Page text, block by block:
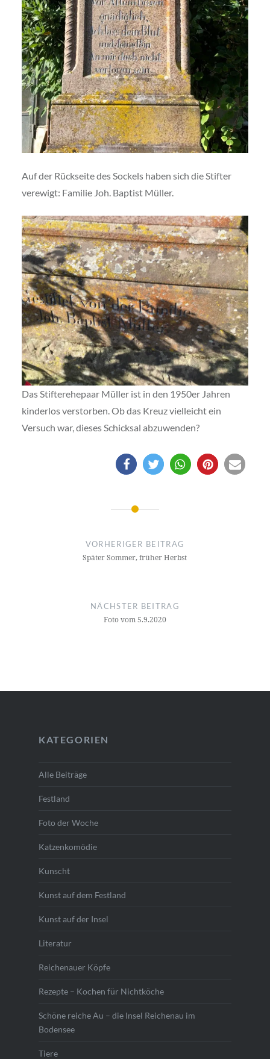
Auf der Rückseite des Sockels haben sich die Stifter
verewigt: Familie Joh. Baptist Müller.
Das Stifterehepaar Müller ist in den 1950er Jahren
kinderlos verstorben. Ob das Kreuz vielleicht ein
Versuch war, dieses Schicksal abzuwenden?
Beitragsnavigation
VORHERIGER BEITRAG
Später Sommer, früher Herbst
NÄCHSTER BEITRAG
Foto vom 5.9.2020
KATEGORIEN
Alle Beiträge
Festland
Foto der Woche
Katzenkomödie
Kunscht
Kunst auf dem Festland
Kunst auf der Insel
Literatur
Reichenauer Köpfe
Rezepte – Kochen für Nichtköche
Schöne reiche Au – die Insel Reichenau im
Bodensee
Tiere